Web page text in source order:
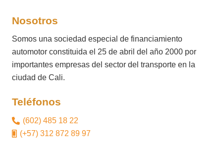
Nosotros
Somos una sociedad especial de financiamiento
automotor constituida el 25 de abril del año 2000 por
importantes empresas del sector del transporte en la
ciudad de Cali.
Teléfonos
(602) 485 18 22
(+57) 312 872 89 97